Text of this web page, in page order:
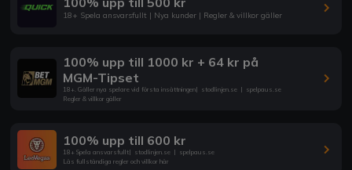
18+ Spela ansvarsfullt | Nya kunder | Regler & villkor gäller
100% upp till 1000 kr + 64 kr på
MGM-Tipset
18+. Gäller nya spelare vid första insättningen| stodlinjen.se | spelpaus.se
Regler & villkor gäller
100% upp till 600 kr
18+ Spela ansvarsfullt| stodlinjen.se | spelpaus.se
Läs fullständiga regler och villkor här